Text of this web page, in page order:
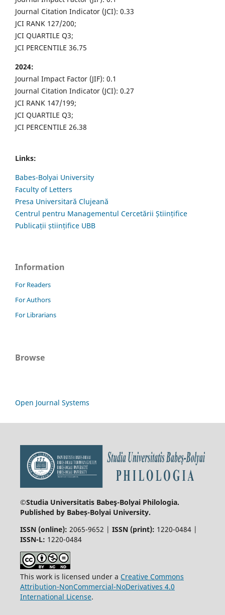
Journal Citation Indicator (JCI): 0.33
JCI RANK 127/200;
JCI QUARTILE Q3;
JCI PERCENTILE 36.75
2024:
Journal Impact Factor (JIF): 0.1
Journal Citation Indicator (JCI): 0.27
JCI RANK 147/199;
JCI QUARTILE Q3;
JCI PERCENTILE 26.38
Links:
Babes-Bolyai University
Faculty of Letters
Presa Universitară Clujeană
Centrul pentru Managementul Cercetării Științifice
Publicații științifice UBB
Information
For Readers
For Authors
For Librarians
Browse
Open Journal Systems
©Studia Universitatis Babeş-Bolyai Philologia.
Published by Babeș-Bolyai University.
ISSN (online): 2065-9652 | ISSN (print): 1220-0484 |
ISSN-L: 1220-0484
This work is licensed under a Creative Commons
Attribution-NonCommercial-NoDerivatives 4.0
International License.